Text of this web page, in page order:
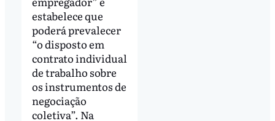
estabelece que
poderá prevalecer
“o disposto em
contrato individual
de trabalho sobre
os instrumentos de
negociação
coletiva”. Na